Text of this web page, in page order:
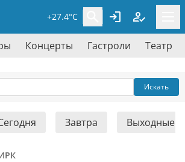
+27.4°C
Концерты Гастроли Театр
Искать
Завтра Выходные